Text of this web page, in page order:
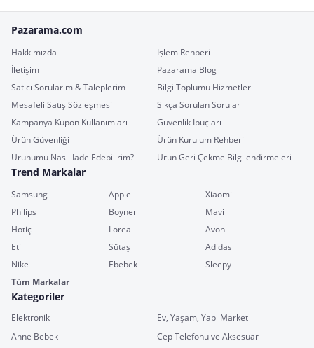
Pazarama.com
Hakkımızda
İşlem Rehberi
İletişim
Pazarama Blog
Satıcı Sorularım & Taleplerim
Bilgi Toplumu Hizmetleri
Mesafeli Satış Sözleşmesi
Sıkça Sorulan Sorular
Kampanya Kupon Kullanımları
Güvenlik İpuçları
Ürün Güvenliği
Ürün Kurulum Rehberi
Ürünümü Nasıl İade Edebilirim?
Ürün Geri Çekme Bilgilendirmeleri
Trend Markalar
Samsung Apple
Xiaomi
Philips
Boyner
Mavi
Hotiç
Loreal
Avon
Eti
Sütaş
Adidas
Nike
Ebebek
Sleepy
Tüm Markalar
Kategoriler
Elektronik
Ev, Yaşam, Yapı Market
Anne Bebek
Cep Telefonu ve Aksesuar